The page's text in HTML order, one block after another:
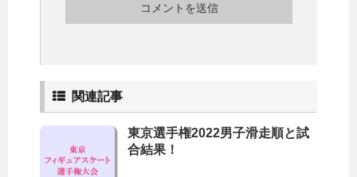
関連記事
東京選手権2022男子滑走順と試
合結果！